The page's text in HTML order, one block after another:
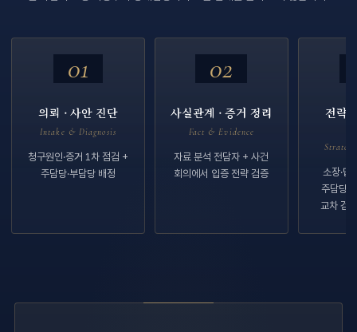
01
의뢰 · 사안 진단
Intake & Diagnosis
청구원인·증거 1차 점검 +
주담당·부담당 배정
02
사실관계 · 증거 정리
Fact & Evidence
자료 분석 전담자 + 사건
회의에서 입증 전략 검증
전략
소장·답
주담당
교차 검